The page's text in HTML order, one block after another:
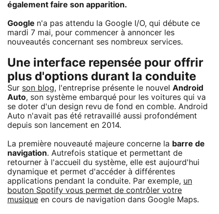
également faire son apparition.
Google n'a pas attendu la Google I/O, qui débute ce
mardi 7 mai, pour commencer à annoncer les
nouveautés concernant ses nombreux services.
Une interface repensée pour offrir
plus d'options durant la conduite
Sur son blog, l'entreprise présente le nouvel Android
Auto, son système embarqué pour les voitures qui va
se doter d'un design revu de fond en comble. Android
Auto n'avait pas été retravaillé aussi profondément
depuis son lancement en 2014.
La première nouveauté majeure concerne la barre de
navigation. Autrefois statique et permettant de
retourner à l'accueil du système, elle est aujourd'hui
dynamique et permet d'accéder à différentes
applications pendant la conduite. Par exemple, un
bouton Spotify vous permet de contrôler votre
musique en cours de navigation dans Google Maps.